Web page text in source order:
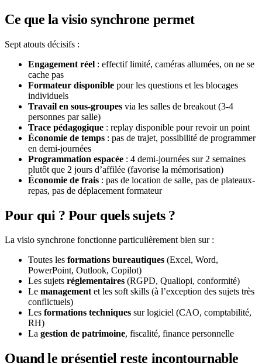
Ce que la visio synchrone permet
Sept atouts décisifs :
Engagement réel : effectif limité, caméras allumées, on ne se
cache pas
Formateur disponible pour les questions et les blocages
individuels
Travail en sous-groupes via les salles de breakout (3-4
personnes par salle)
Trace pédagogique : replay disponible pour revoir un point
Économie de temps : pas de trajet, possibilité de programmer
en demi-journées
Programmation espacée : 4 demi-journées sur 2 semaines
plutôt que 2 jours d’affilée (favorise la mémorisation)
Économie de frais : pas de location de salle, pas de plateaux-
repas, pas de déplacement formateur
Pour qui ? Pour quels sujets ?
La visio synchrone fonctionne particulièrement bien sur :
Toutes les formations bureautiques (Excel, Word,
PowerPoint, Outlook, Copilot)
Les sujets réglementaires (RGPD, Qualiopi, conformité)
Le managementet les soft skills (à l’exception des sujets très
conflictuels)
Les formations techniques sur logiciel (CAO, comptabilité,
RH)
La gestion de patrimoine, fiscalité, finance personnelle
Quand le présentiel reste incontournable